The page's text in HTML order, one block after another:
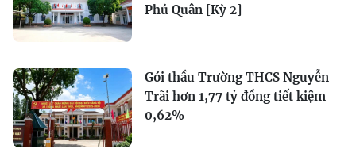
Phú Quân [Kỳ 2]
Gói thầu Trường THCS Nguyễn
Trãi hơn 1,77 tỷ đồng tiết kiệm
0,62%